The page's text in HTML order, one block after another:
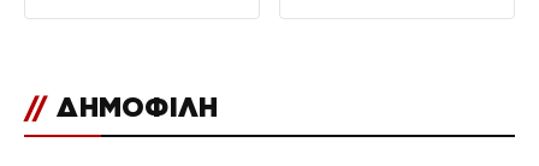
// ΔΗΜΟΦΙΛΗ